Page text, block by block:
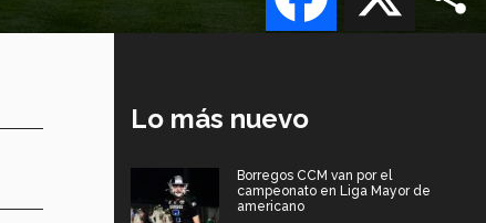
Lo más nuevo
Borregos CCM van por el
campeonato en Liga Mayor de
americano